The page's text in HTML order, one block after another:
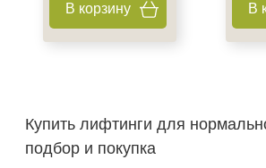
Назначение против
Показать еще
Применение
В корзину В
Купить лифтинги для
подбор и покупка